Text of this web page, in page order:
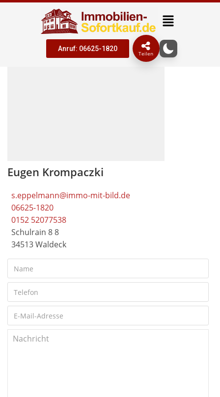
Anruf: 06625-1820
Teilen
Eugen Krompaczki
s.eppelmann@immo-mit-bild.de
06625-1820
0152 52077538
Schulrain 8 8
34513 Waldeck